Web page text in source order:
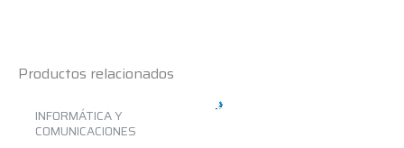
Productos relacionados
INFORMÁTICA Y
COMUNICACIONES